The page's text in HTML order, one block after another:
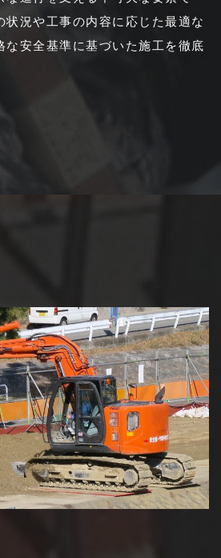
状況や工事の内容に応じた最適な
な安全基準に基づいた施工を徹底